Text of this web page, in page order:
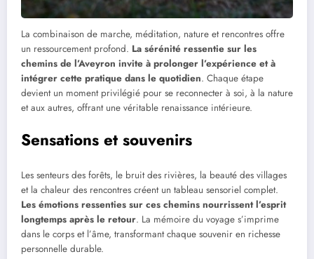
La combinaison de marche, méditation, nature et rencontres offre
un ressourcement profond. La sérénité ressentie sur les
chemins de l’Aveyron invite à prolonger l’expérience et à
intégrer cette pratique dans le quotidien. Chaque étape
devient un moment privilégié pour se reconnecter à soi, à la nature
et aux autres, offrant une véritable renaissance intérieure.
Sensations et souvenirs
Les senteurs des forêts, le bruit des rivières, la beauté des villages
et la chaleur des rencontres créent un tableau sensoriel complet.
Les émotions ressenties sur ces chemins nourrissent l’esprit
longtemps après le retour. La mémoire du voyage s’imprime
dans le corps et l’âme, transformant chaque souvenir en richesse
personnelle durable.